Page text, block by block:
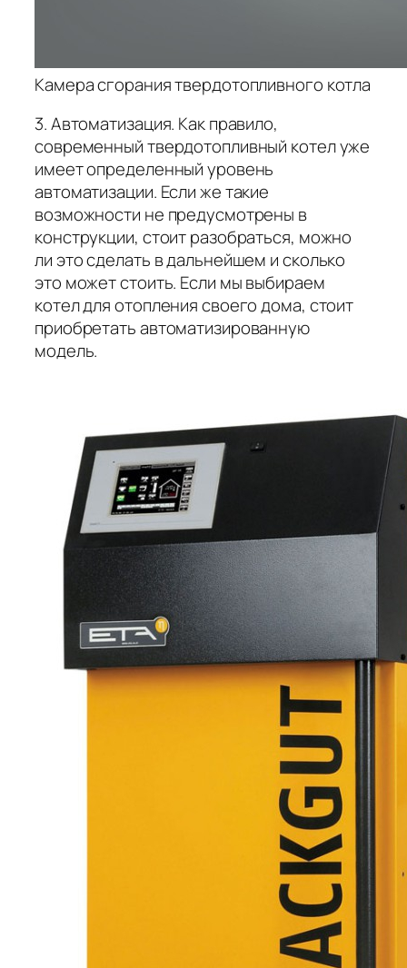
Камера сгорания твердотопливного котла
3. Автоматизация. Как правило,
современный твердотопливный котел уже
имеет определенный уровень
автоматизации. Если же такие
возможности не предусмотрены в
конструкции, стоит разобраться, можно
ли это сделать в дальнейшем и сколько
это может стоить. Если мы выбираем
котел для отопления своего дома, стоит
приобретать автоматизированную
модель.